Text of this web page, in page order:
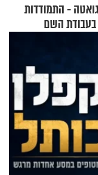
- התמודדות
בעבודת השם